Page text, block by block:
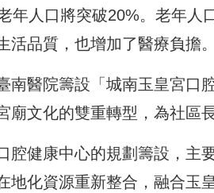
年人口將突破20%。老年人
活品質，也增加了醫療負擔。
南醫院籌設「城南玉皇宮口
廟文化的雙重轉型，為社區
腔健康中心的規劃籌設，主
地化資源重新整合，融合玉